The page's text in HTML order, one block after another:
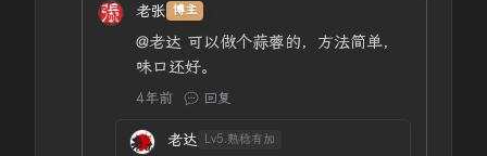
老张 博主
@老达 可以做个蒜蓉的，方法简单，
味口还好。
4年前 回复
老达 Lv5.熟稔有加